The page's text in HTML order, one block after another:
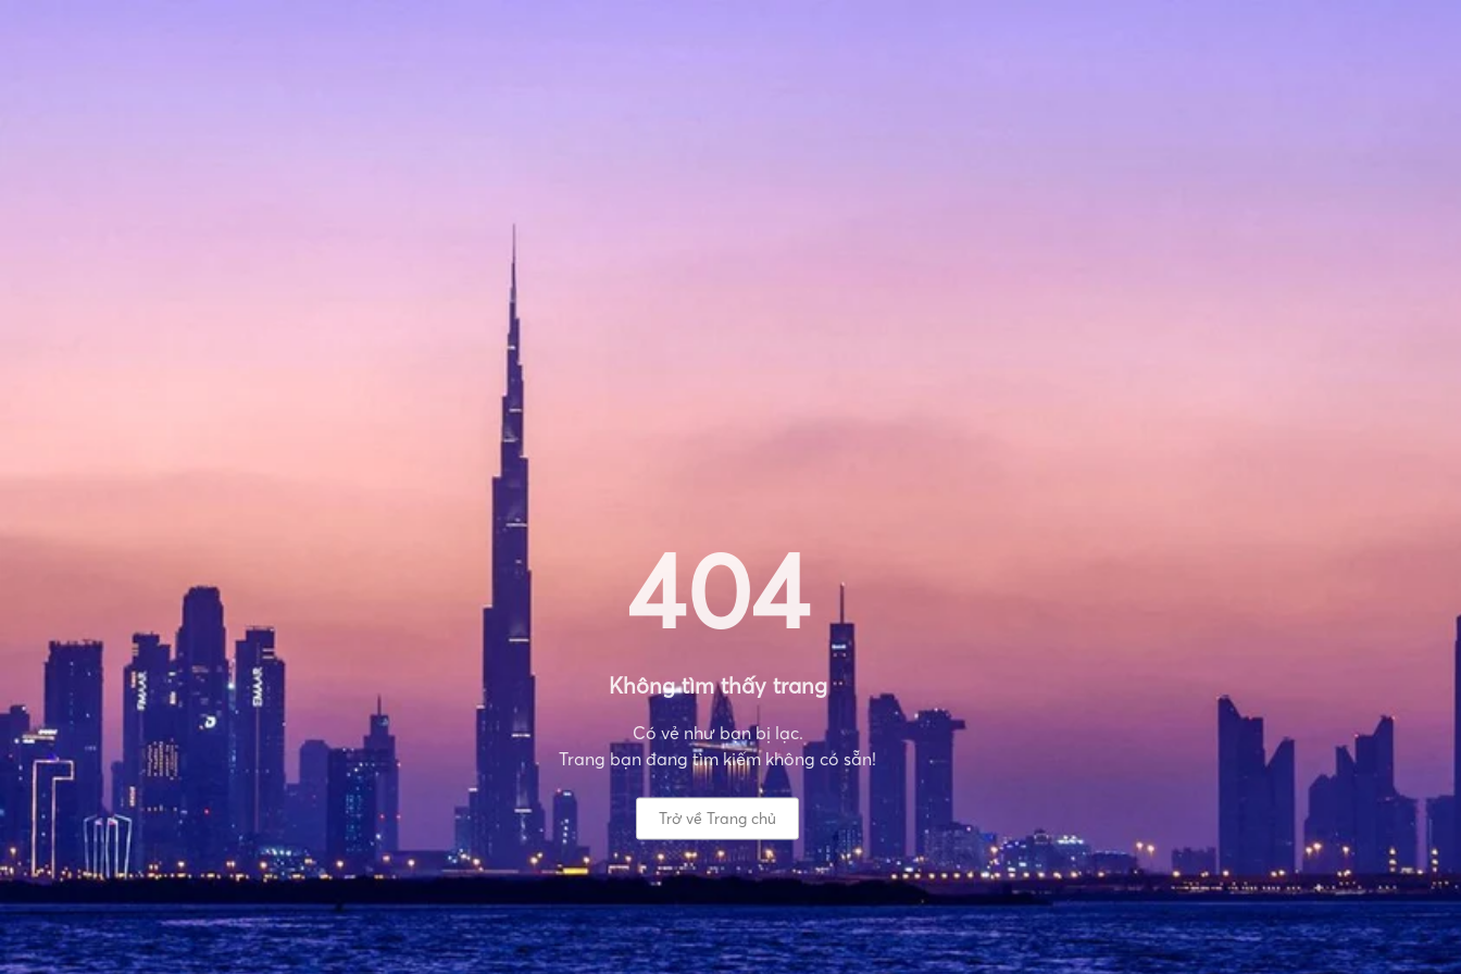
404
Không tìm thấy trang
Có vẻ như bạn bị lạc.
Trang bạn đang tìm kiếm không có sẵn!
Trở về Trang chủ